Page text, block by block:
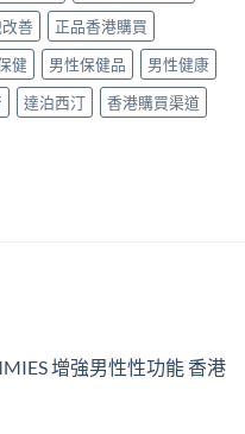
善
正品香港購買
健 男性保健品
男性健康
達泊西汀 香港購買渠道
增強男性性功能 香港